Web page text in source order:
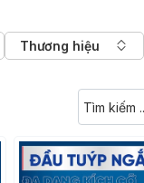
Thương hiệu